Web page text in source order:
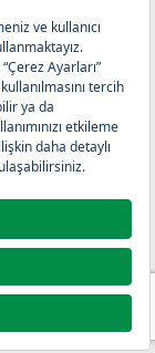
Kişisel Verilerin Korunması
Bilgi Toplumu Hizmetleri
Çerez Aydınlatma Metni